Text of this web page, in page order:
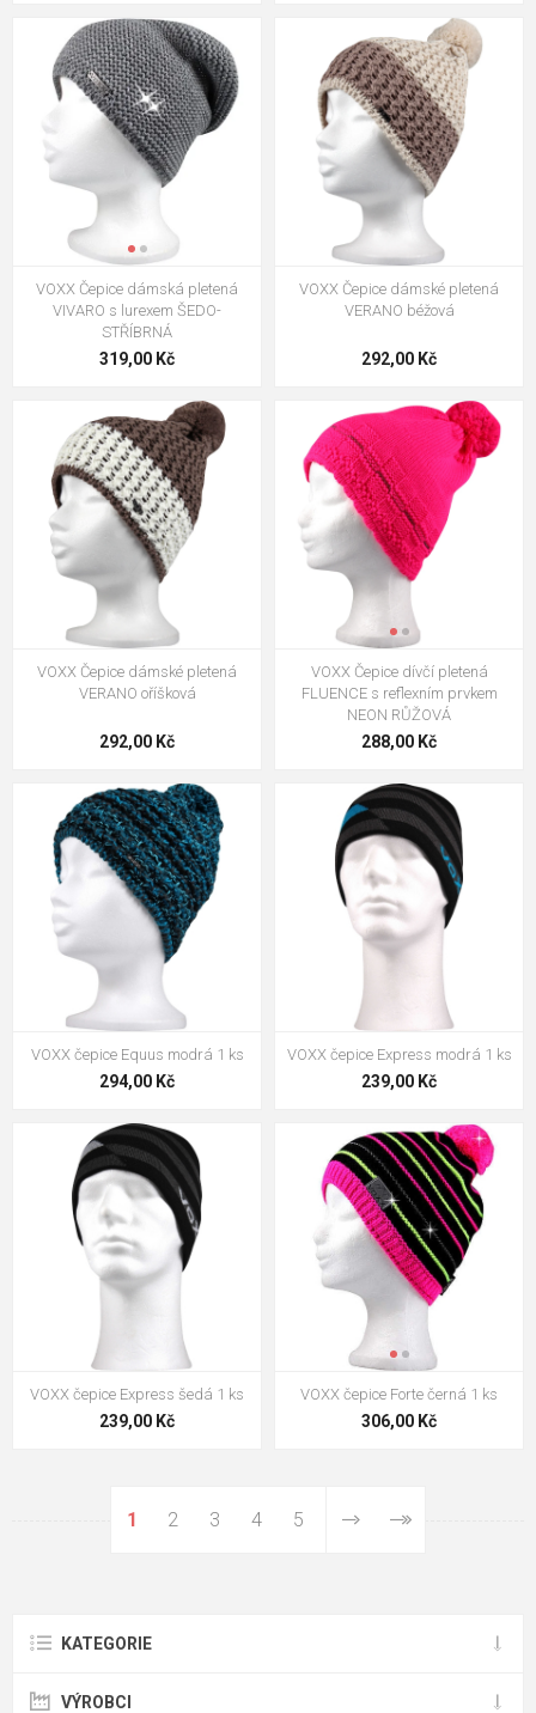
VOXX Čepice dámská pletená
VIVARO s lurexem ŠEDO-
STŘÍBRNÁ
319,00 Kč
VOXX Čepice dámské pletená
VERANO béžová
292,00 Kč
VOXX Čepice dámské pletená
VERANO oříšková
292,00 Kč
VOXX Čepice dívčí pletená
FLUENCE s reflexním prvkem
NEON RŮŽOVÁ
288,00 Kč
VOXX čepice Equus modrá 1 ks
294,00 Kč
VOXX čepice Express modrá 1 ks
239,00 Kč
VOXX čepice Express šedá 1 ks
239,00 Kč
VOXX čepice Forte černá 1 ks
306,00 Kč
1 2 3 4 5
KATEGORIE
VÝROBCI